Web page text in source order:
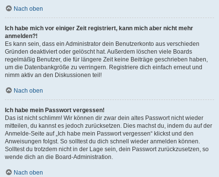
Nach oben
Ich habe mich vor einiger Zeit registriert, kann mich aber nicht mehr
anmelden?!
Es kann sein, dass ein Administrator dein Benutzerkonto aus verschieden
Gründen deaktiviert oder gelöscht hat. Außerdem löschen viele Boards
regelmäßig Benutzer, die für längere Zeit keine Beiträge geschrieben haben,
um die Datenbankgröße zu verringern. Registriere dich einfach erneut und
nimm aktiv an den Diskussionen teil!
Nach oben
Ich habe mein Passwort vergessen!
Das ist nicht schlimm! Wir können dir zwar dein altes Passwort nicht wieder
mitteilen, du kannst es jedoch zurücksetzen. Dies machst du, indem du auf der
Anmelde-Seite auf „Ich habe mein Passwort vergessen“ klickst und den
Anweisungen folgst. So solltest du dich schnell wieder anmelden können.
Solltest du trotzdem nicht in der Lage sein, dein Passwort zurückzusetzen, so
wende dich an die Board-Administration.
Nach oben